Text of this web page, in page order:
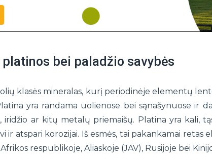
platinos bei paladžio savybės
klasės mineralas, kurį periodinėje elementų
yra randama uolienose bei sąnašynuose ir
iridžio ar kitų metalų priemaišų. Platina yra kali,
ir atspari korozijai. Iš esmės, tai pakankamai retas
respublikoje, Aliaskoje (JAV), Rusijoje bei